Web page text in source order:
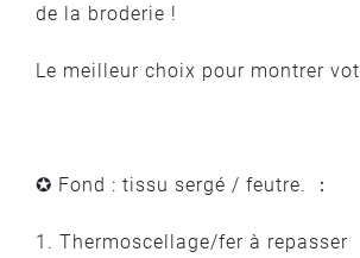
de la broderie !
Le meilleur choix pour montrer
✪ Fond : tissu sergé / feutre. ：
1. Thermoscellage/fer à repasser